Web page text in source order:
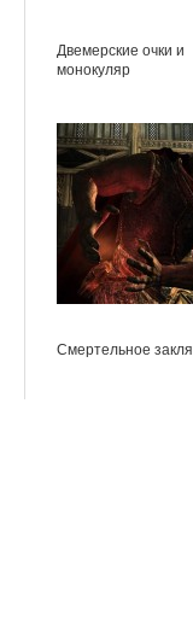
Двемерские очки и
монокуляр
Смертельное